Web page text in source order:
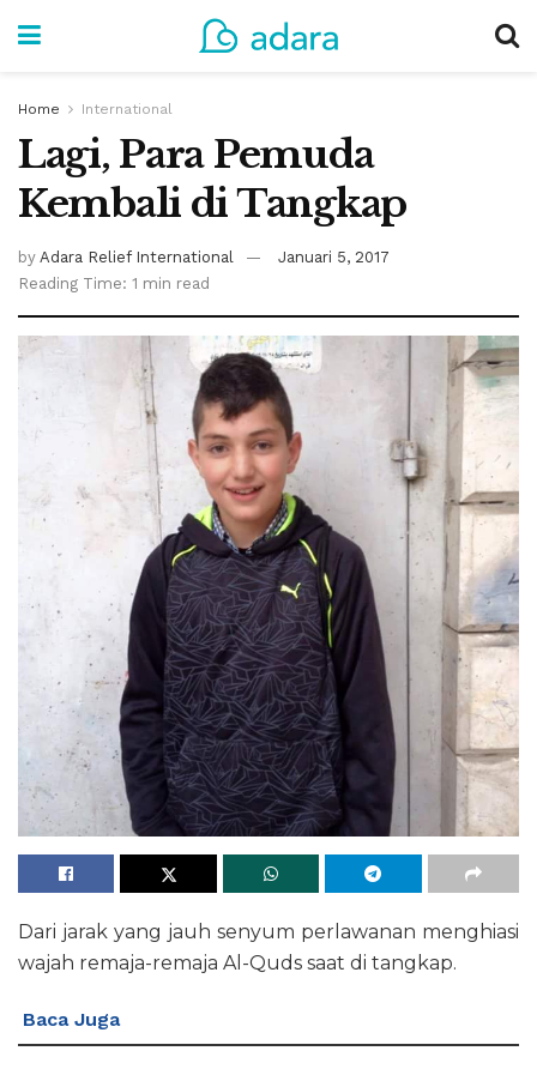
Home International
Lagi, Para Pemuda
Kembali di Tangkap
by Adara Relief International
Januari 5, 2017
Reading Time: 1 min read
Dari jarak yang jauh senyum perlawanan menghiasi
wajah remaja-remaja Al-Quds saat di tangkap.
Baca Juga